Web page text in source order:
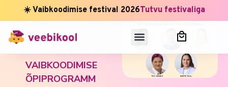
☀️ Vaibkoodimise festival 2026Tutvu festivaliga
VAIBKOODIMISE
ÕPIPROGRAMM